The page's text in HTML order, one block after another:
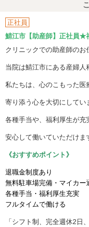
正社員
鯖江市【助産師】正社員
クリニックでの助産師のお
当院は鯖江市にある産婦人
私たちは、心のこもった医
寄り添う心を大切にしてい
各種手当や、福利厚生が充
安心して働いていただけ
《おすすめポイント》
退職金制度あり
無料駐車場完備・マイカー
各種手当・福利厚生充実
フルタイムで働ける
「シフト制、完全週休2日